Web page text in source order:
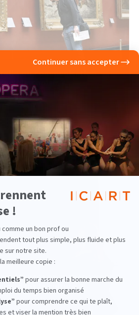
ou communication
voie choisir ?
en management
dans la culture ?